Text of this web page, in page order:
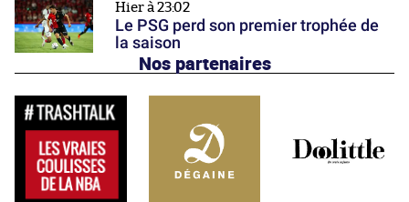
Hier à 23:02
Le PSG perd son premier trophée de
la saison
Nos partenaires